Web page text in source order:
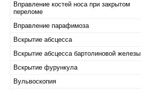
Вправление костей носа при закрытом
переломе
Вправление парафимоза
Вскрытие абсцесса
Вскрытие абсцесса бартолиновой железы
Вскрытие фурункула
Вульвоскопия